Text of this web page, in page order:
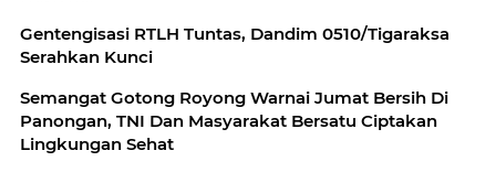
Gentengisasi RTLH Tuntas, Dandim 0510/Tigaraksa
Serahkan Kunci
Semangat Gotong Royong Warnai Jumat Bersih Di
Panongan, TNI Dan Masyarakat Bersatu Ciptakan
Lingkungan Sehat